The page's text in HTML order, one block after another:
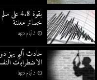
بقوة 4.8
خسائر معلنة
3 أيام ago
حادث أليم يهز
الاضطرابات
3 أيام ago